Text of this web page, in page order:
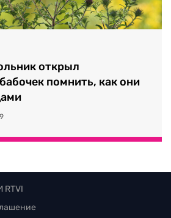
открыл
помнить, как они